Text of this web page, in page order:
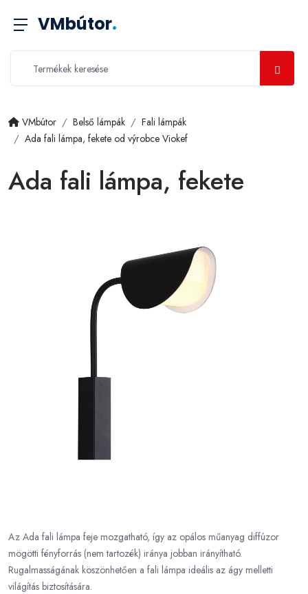
VMbútor.
VMbútor Belső lámpák
Fali lámpák
Ada fali lámpa, fekete od výrobce Viokef
Ada fali lámpa, fekete
Az Ada fali lámpa feje mozgatható, így az opálos műanyag diffúzor
mögötti fényforrás (nem tartozék) iránya jobban irányítható.
Rugalmasságának köszönhetően a fali lámpa ideális az ágy melletti
világítás biztosítására.